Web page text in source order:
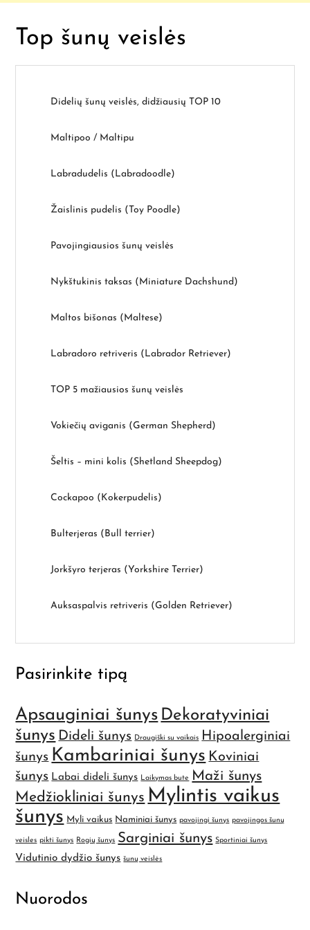
Top šunų veislės
Didelių šunų veislės, didžiausių TOP 10
Maltipoo / Maltipu
Labradudelis (Labradoodle)
Žaislinis pudelis (Toy Poodle)
Pavojingiausios šunų veislės
Nykštukinis taksas (Miniature Dachshund)
Maltos bišonas (Maltese)
Labradoro retriveris (Labrador Retriever)
TOP 5 mažiausios šunų veislės
Vokiečių aviganis (German Shepherd)
Šeltis – mini kolis (Shetland Sheepdog)
Cockapoo (Kokerpudelis)
Bulterjeras (Bull terrier)
Jorkšyro terjeras (Yorkshire Terrier)
Auksaspalvis retriveris (Golden Retriever)
Pasirinkite tipą
Apsauginiai šunys Dekoratyviniai
šunys Dideli šunys Draugiški su vaikais Hipoalerginiai
šunys Kambariniai šunys Koviniai
šunys Labai dideli šunys Laikymas bute
Maži šunys
Medžiokliniai šunys Mylintis vaikus
šunys Myli vaikus Naminiai šunys pavojingi šunys pavojingos šunų
veisles pikti šunys Rogių šunys Sarginiai šunys Sportiniai šunys
Vidutinio dydžio šunys šunų veislės
Nuorodos